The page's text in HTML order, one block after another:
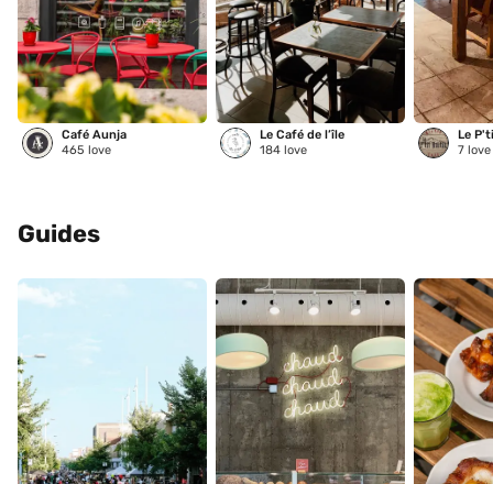
Café Aunja
465 love
Le Café de l’île
184 love
Le
7 love
Guides